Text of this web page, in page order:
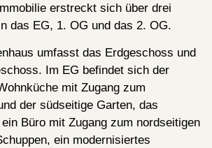
erstreckt sich über drei
das EG, 1. OG und das 2. OG.
umfasst das Erdgeschoss und
Im EG befindet sich der
mit Zugang zum
der südseitige Garten, das
Büro mit Zugang zum nordseitigen
ein modernisiertes